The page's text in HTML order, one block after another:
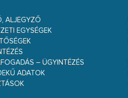
ALJEGYZŐ
EGYSÉGEK
– ÜGYINTÉZÉS
ADATOK